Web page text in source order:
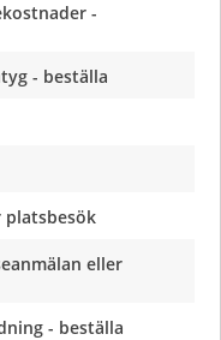
-
- beställa
eller
- beställa